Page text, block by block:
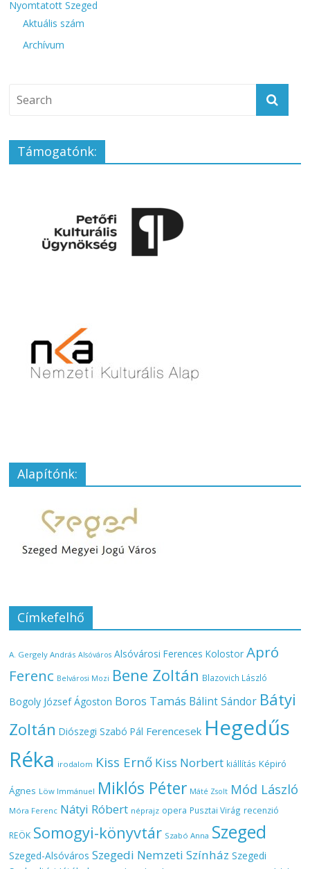
Nyomtatott Szeged
Aktuális szám
Archívum
Támogatónk:
Alapítónk:
Címkefelhő
A. Gergely András Alsóváros Alsóvárosi Ferences Kolostor Apró
Ferenc Belvárosi Mozi Bene Zoltán Blazovich László
Bogoly József Ágoston Boros Tamás Bálint Sándor Bátyi
Zoltán Diószegi Szabó Pál Ferencesek Hegedűs
Réka irodalom Kiss Ernő Kiss Norbert kiállítás Képiró
Ágnes Löw Immánuel Miklós Péter Máté Zsolt Mód László
Móra Ferenc Nátyi Róbert néprajz opera Pusztai Virág recenzió
REÖK Somogyi-könyvtár Szabó Anna Szeged
Szeged-Alsóváros Szegedi Nemzeti Színház Szegedi